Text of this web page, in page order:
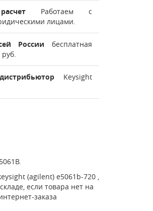
Работаем с
лицами.
России бесплатная
Keysight
(agilent) e5061b-720 ,
если товара нет на
заказа